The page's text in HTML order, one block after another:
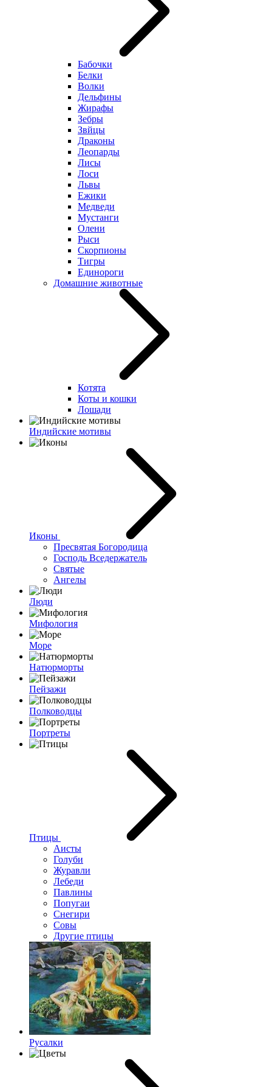
Бабочки
Белки
Волки
Дельфины
Жирафы
Зебры
Звйцы
Драконы
Леопарды
Лисы
Лоси
Львы
Ежики
Медведи
Мустанги
Олени
Рыси
Скорпионы
Тигры
Единороги
Домашние животные
Котята
Коты и кошки
Лошади
Индийские мотивы
Иконы
Пресвятая Богородица
Господь Вседержатель
Святые
Ангелы
Люди
Мифология
Море
Натюрморты
Пейзажи
Полководцы
Портреты
Птицы
Аисты
Голуби
Журавли
Лебеди
Павлины
Попугаи
Снегири
Совы
Другие птицы
Русалки